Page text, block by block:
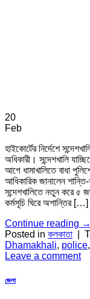
20
Feb
হাইকোর্টের নির্দেশে
অধিকারী। সন্দেশখালি
আগে ধামাখালিতে বাধা
আধিকারিক জানালেন
সন্দেশখালিতে নতুন করে ৫
কর্মসূচি ঘিরে অশান্তির […]
Continue reading →
Posted in কলকাতা
Dhamakhali, police,
Leave a comment
জেলা